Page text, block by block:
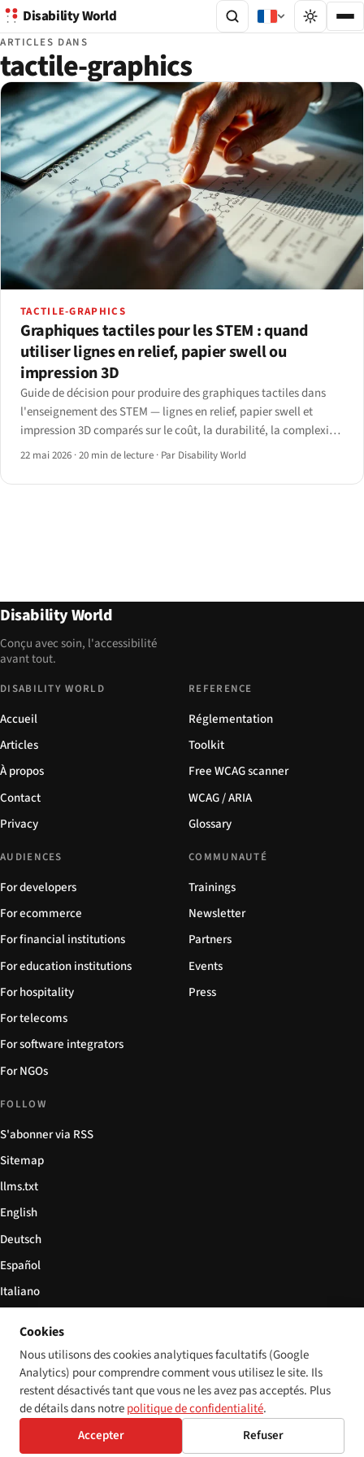
Disability World
ARTICLES DANS
tactile-graphics
TACTILE-GRAPHICS
Graphiques tactiles pour les STEM : quand
utiliser lignes en relief, papier swell ou
impression 3D
Guide de décision pour produire des graphiques tactiles dans
l'enseignement des STEM — lignes en relief, papier swell et
impression 3D comparés sur le coût, la durabilité, la complexité
et le flux de travail en classe, avec un arbre de décision par
22 mai 2026 ·20 min de lecture · Par Disability World
Disability World
Conçu avec soin, l'accessibilité
avant tout.
DISABILITY WORLD
Accueil
Articles
À propos
Contact
Privacy
REFERENCE
Réglementation
Toolkit
Free WCAG scanner
WCAG / ARIA
Glossary
AUDIENCES
For developers
For ecommerce
For financial institutions
For education institutions
For hospitality
For telecoms
For software integrators
For NGOs
COMMUNAUTÉ
Trainings
Newsletter
Partners
Events
Press
FOLLOW
S'abonner via RSS
Sitemap
llms.txt
English
Deutsch
Español
Italiano
© 2026 Disability World. Tous droits réservés. Cookie settings
DeutschEspañol 简体中文Polski
Cookies
Nous utilisons des cookies analytiques facultatifs (Google
Analytics) pour comprendre comment vous utilisez le site. Ils
restent désactivés tant que vous ne les avez pas acceptés. Plus
de détails dans notrepolitique de confidentialité.
Accepter
Refuser